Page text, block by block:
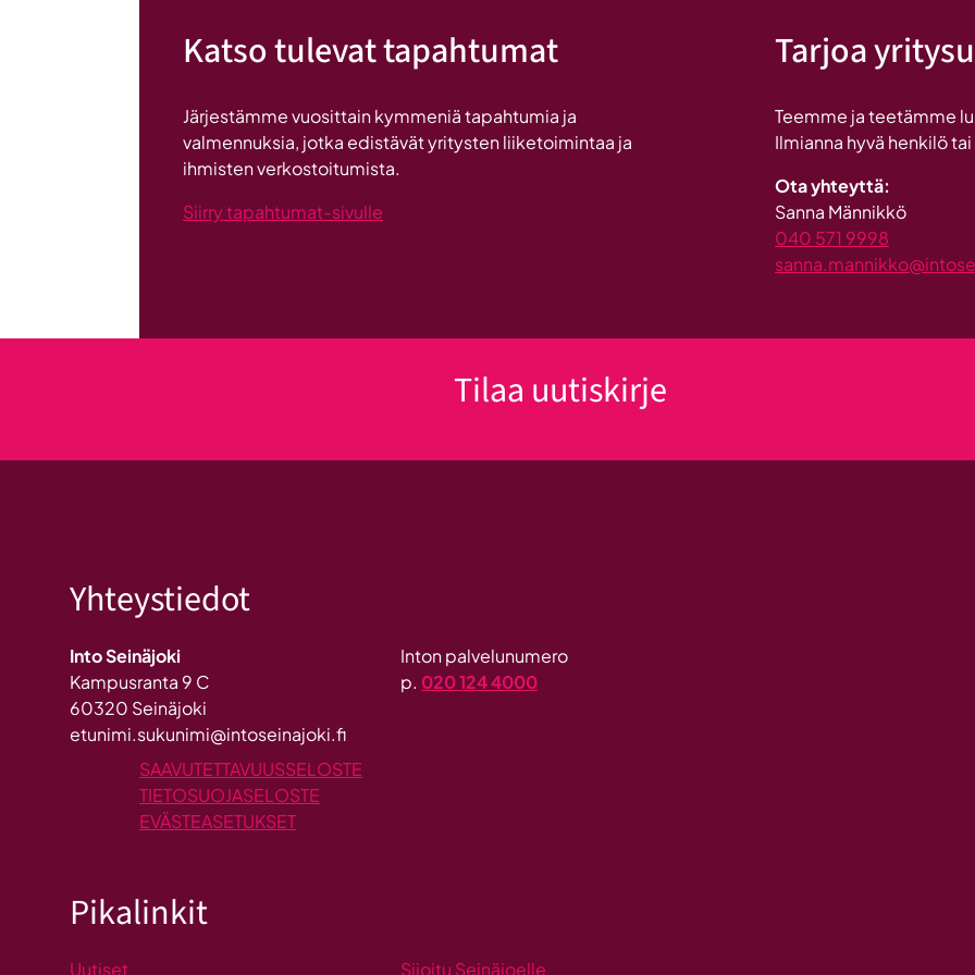
-
valmennuksessa
ryhmän
tuesta
Katso tulevat tapahtumat
Järjestämme vuosittain kymmeniä tapahtumia ja
valmennuksia, jotka edistävät yritysten liiketoimintaa ja
ihmisten verkostoitumista.
Siirry tapahtumat-sivulle
Tarjoa
Teemme ja teetämme
Ilmianna hyvä henkilö
Ota yhteyttä:
Sanna Männikkö
040 571 9998
Tilaa uutiskirje
Yhteystiedot
Into Seinäjoki
Kampusranta 9 C
60320 Seinäjoki
etunimi.sukunimi@intoseinajoki.fi
Inton palvelunumero
p. 020 124 4000
SAAVUTETTAVUUSSELOSTE
TIETOSUOJASELOSTE
EVÄSTEASETUKSET
Pikalinkit
Uutiset Sijoitu Seinäjoelle